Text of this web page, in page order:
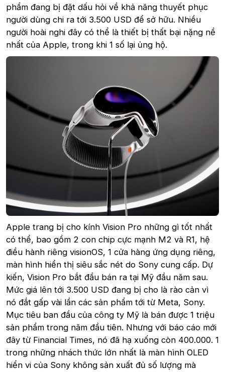
phẩm đang bị đặt dấu hỏi về khả năng thuyết phục
người dùng chi ra tới 3.500 USD để sở hữu. Nhiều
người hoài nghi đây có thể là thiết bị thất bại nặng nề
nhất của Apple, trong khi 1 số lại ủng hộ.
Apple trang bị cho kính Vision Pro những gì tốt nhất
có thể, bao gồm 2 con chip cực mạnh M2 và R1, hệ
điều hành riêng visionOS, 1 cửa hàng ứng dụng riêng,
màn hình hiển thị siêu sắc nét do Sony cung cấp. Dự
kiến, Vision Pro bắt đầu bán ra tại Mỹ đầu năm sau.
Mức giá lên tới 3.500 USD đang bị cho là rào cản vì
nó đắt gấp vài lần các sản phẩm tới từ Meta, Sony.
Mục tiêu ban đầu của công ty Mỹ là bán được 1 triệu
sản phẩm trong năm đầu tiên. Nhưng với báo cáo mới
đây từ Financial Times, nó đã hạ xuống còn 400.000. 1
trong những nhách thức lớn nhất là màn hình OLED
hiển vi của Sony không sản xuất đủ số lượng mà